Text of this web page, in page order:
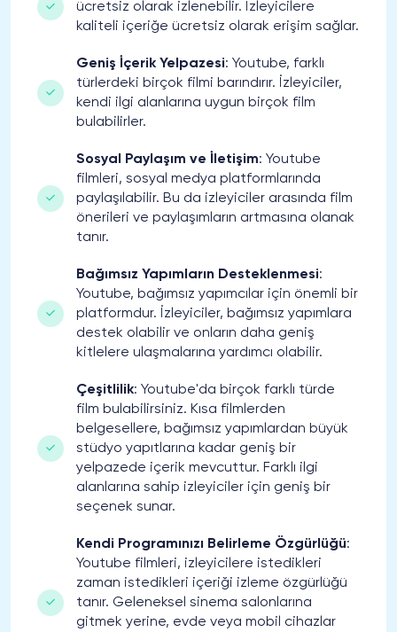
ücretsiz olarak izlenebilir. İzleyicilere
kaliteli içeriğe ücretsiz olarak erişim sağlar.
Geniş İçerik Yelpazesi: Youtube, farklı
türlerdeki birçok filmi barındırır. İzleyiciler,
kendi ilgi alanlarına uygun birçok film
bulabilirler.
Sosyal Paylaşım ve İletişim: Youtube
filmleri, sosyal medya platformlarında
paylaşılabilir. Bu da izleyiciler arasında film
önerileri ve paylaşımların artmasına olanak
tanır.
Bağımsız Yapımların Desteklenmesi:
Youtube, bağımsız yapımcılar için önemli bir
platformdur. İzleyiciler, bağımsız yapımlara
destek olabilir ve onların daha geniş
kitlelere ulaşmalarına yardımcı olabilir.
Çeşitlilik: Youtube'da birçok farklı türde
film bulabilirsiniz. Kısa filmlerden
belgesellere, bağımsız yapımlardan büyük
stüdyo yapıtlarına kadar geniş bir
yelpazede içerik mevcuttur. Farklı ilgi
alanlarına sahip izleyiciler için geniş bir
seçenek sunar.
Kendi Programınızı Belirleme Özgürlüğü:
Youtube filmleri, izleyicilere istedikleri
zaman istedikleri içeriği izleme özgürlüğü
tanır. Geleneksel sinema salonlarına
gitmek yerine, evde veya mobil cihazlar